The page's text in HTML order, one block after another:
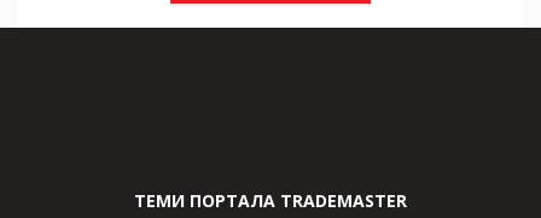
ТЕМИ ПОРТАЛА TRADEMASTER